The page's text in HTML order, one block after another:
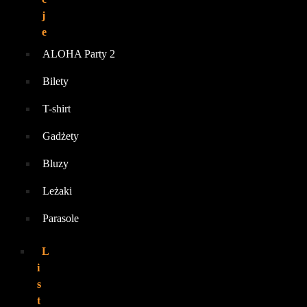
j
e
ALOHA Party 2
Bilety
T-shirt
Gadżety
Bluzy
Leżaki
Parasole
L
i
s
t